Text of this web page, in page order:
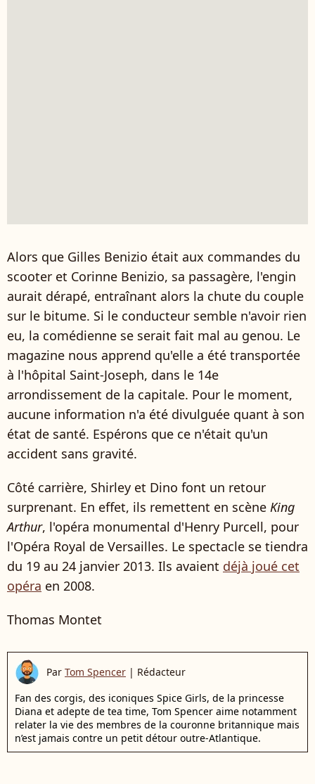
Alors que Gilles Benizio était aux commandes du
scooter et Corinne Benizio, sa passagère, l'engin
aurait dérapé, entraînant alors la chute du couple
sur le bitume. Si le conducteur semble n'avoir rien
eu, la comédienne se serait fait mal au genou. Le
magazine nous apprend qu'elle a été transportée
à l'hôpital Saint-Joseph, dans le 14e
arrondissement de la capitale. Pour le moment,
aucune information n'a été divulguée quant à son
état de santé. Espérons que ce n'était qu'un
accident sans gravité.
Côté carrière, Shirley et Dino font un retour
surprenant. En effet, ils remettent en scène King
Arthur, l'opéra monumental d'Henry Purcell, pour
l'Opéra Royal de Versailles. Le spectacle se tiendra
du 19 au 24 janvier 2013. Ils avaient déjà joué cet
opéra en 2008.
Thomas Montet
Par Tom Spencer | Rédacteur
Fan des corgis, des iconiques Spice Girls, de la princesse
Diana et adepte de tea time, Tom Spencer aime notamment
relater la vie des membres de la couronne britannique mais
n’est jamais contre un petit détour outre-Atlantique.